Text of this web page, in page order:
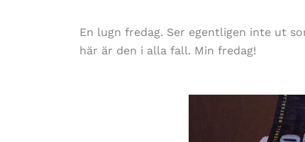
En lugn fredag. Ser egentligen inte ut
här är den i alla fall. Min fredag!